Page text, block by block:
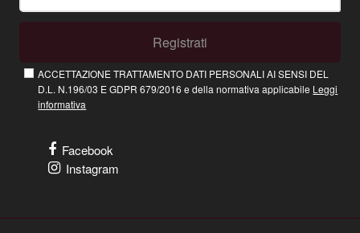
Registrati
ACCETTAZIONE TRATTAMENTO DATI PERSONALI AI SENSI DEL
D.L. N.196/03 E GDPR 679/2016 e della normativa applicabile Leggi
informativa
Facebook
Instagram